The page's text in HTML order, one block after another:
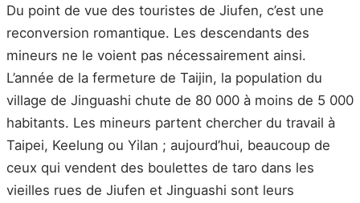
Du point de vue des touristes de Jiufen, c’est une
reconversion romantique. Les descendants des
mineurs ne le voient pas nécessairement ainsi.
L’année de la fermeture de Taijin, la population du
village de Jinguashi chute de 80 000 à moins de 5 000
habitants. Les mineurs partent chercher du travail à
Taipei, Keelung ou Yilan ; aujourd’hui, beaucoup de
ceux qui vendent des boulettes de taro dans les
vieilles rues de Jiufen et Jinguashi sont leurs